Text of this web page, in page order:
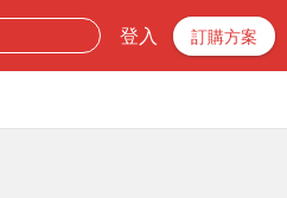
登入 訂購方案